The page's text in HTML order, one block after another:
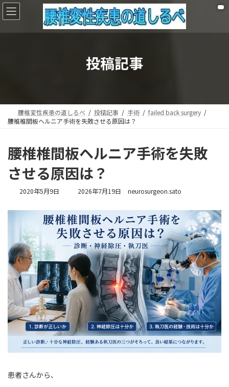
コ
ン
ン
ナ
ビ
ー
投稿記事
腰椎変性疾患の道しるべ 投稿記事 手術
failed back surgery
腰椎椎間板ヘルニア手術を失敗させる原因は？
腰椎椎間板ヘルニア手術を失敗
させる原因は？
2020年5月9日
最
更
新
日
時
:
2026年7月19日 neurosurgeon.sato
患者さんから、